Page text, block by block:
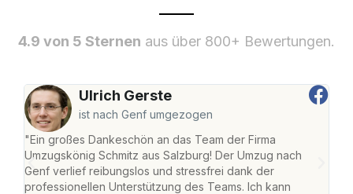
4.9 von 5 Sternen aus über 800+ Bewertungen.
Ulrich Gerste
ist nach Genf umgezogen
"Ein großes Dankeschön an das Team der Firma
Umzugskönig Schmitz aus Salzburg! Der Umzug nach
Genf verlief reibungslos und stressfrei dank der
professionellen Unterstützung des Teams. Ich kann